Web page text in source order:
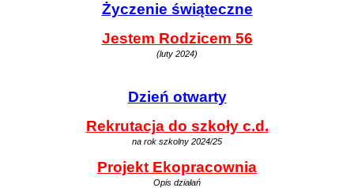
Życzenie świąteczne
Jestem Rodzicem 56
(luty 2024)
Dzień otwarty
Rekrutacja do szkoły c.d.
na rok szkolny 2024/25
Projekt Ekopracownia
Opis działań